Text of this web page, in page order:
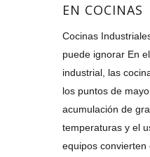
EN COCINAS
Cocinas
puede ignorar En
industrial, las
los puntos de
acumulación de
temperaturas y el
equipos convierten